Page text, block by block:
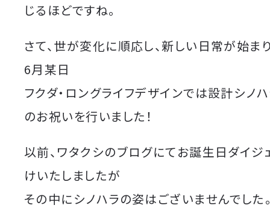
じるほどですね。
さて、世が変化に順応し、新しい日常が始ま
6月某日
フクダ・ロングライフデザインでは設計シノ
のお祝いを行いました！
以前、ワタクシのブログにてお誕生日ダイジ
けいたしましたが
その中にシノハラの姿はございませんでした